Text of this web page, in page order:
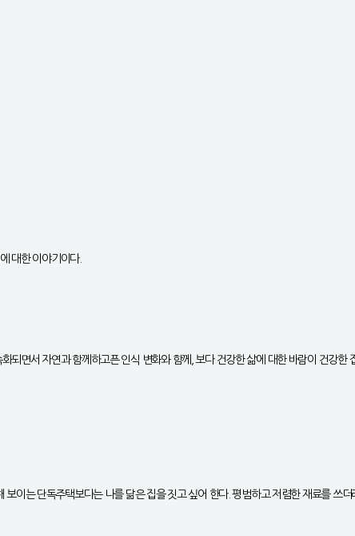
대한 이야기이다.
되면서 자연과 함께하고픈 인식 변화와 함께, 보다 건강한 삶에 대한 바람이 건강
이는 단독주택보다는 나를 닮은 집을 짓고 싶어 한다. 평범하고 저렴한 재료를 쓰